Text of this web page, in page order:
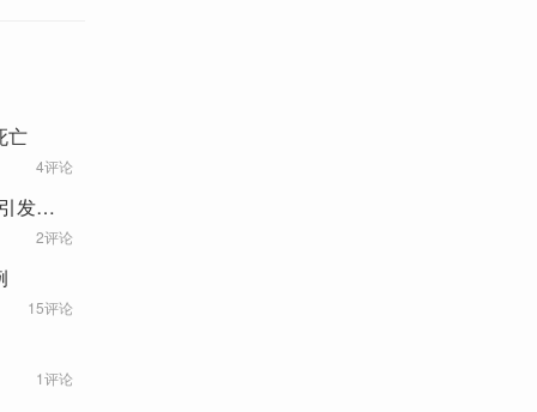
亡
4评论
发人
2评论
15评论
1评论